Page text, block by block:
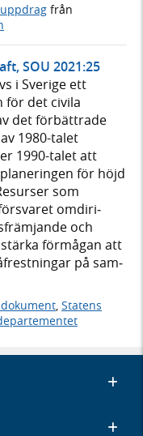
från
SOU 2021:25
i Sverige ett
för det civila
det för­bätt­rade
1980-talet
1990-talet att
för höjd
som
omdiri­
och
för­mågan att
på sam­
, Statens